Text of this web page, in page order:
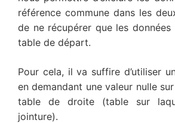
référence commune dans les
de ne récupérer que les
table de départ.
Pour cela, il va suffire d’utiliser
en demandant une valeur nulle
table de droite (table sur
jointure).